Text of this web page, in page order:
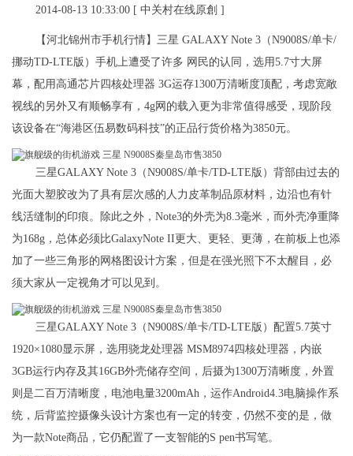
2014-08-13 10:33:00 [ 中关村在线原創 ]
【河北锦州市手机行情】三星 GALAXY Note 3（N9008S/单卡/
挪动TD-LTE版）手机上遭受了许多 网民的认同，选用5.7寸大屏
幕，配用高通芯片四核处理器 3G运存1300万清晰度顶配，考虑宽敞
视线的另外又有顺畅享有，4g网的载入更为非常值得感受，现阶段
该设备在“海港区伍易数码科技”的正品行货价格为3850元。
三星GALAXY Note 3（N9008S/单卡/TD-LTE版）背部由过去的
光面大塑胶改为了具有层次感的人力皮革制品原材料，边沿也有针
线活缝制的印痕。除此之外，Note3的外壳为8.3毫米，而外壳净重降
为168g，总体必须比GalaxyNote II更大、更轻、更薄，在前板上也添
加了一些三角形的网格图设计方案，但是在强光照下不太醒目，必
须大家从一定视角才可以见到。
三星GALAXY Note 3（N9008S/单卡/TD-LTE版）配置5.7英寸
1920×1080显示屏，选用骁龙处理器 MSM8974四核处理器，内嵌
3GB运行内存及其16GB外壳储存空间，后摄为1300万清晰度，外置
则是二百万清晰度，电池电量3200mAh，运作Android4.3电脑操作系
统，后背监控摄像头设计方案也有一定的转变，仍然不变的是，做
为一款Note商品，它仍配置了一支智能的S pen书写笔。